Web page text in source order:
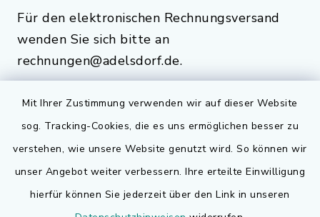
Mit Ihrer Zustimmung verwenden wir auf dieser Website
sog. Tracking-Cookies, die es uns ermöglichen besser zu
verstehen, wie unsere Website genutzt wird. So können wir
unser Angebot weiter verbessern. Ihre erteilte Einwilligung
hierfür können Sie jederzeit über den Link in unseren
Für den elektronischen Rechnungsversand
wenden Sie sich bitte an
rechnungen@adelsdorf.de.
Quicklinks
Bauen in Adelsdorf
BayernPortal